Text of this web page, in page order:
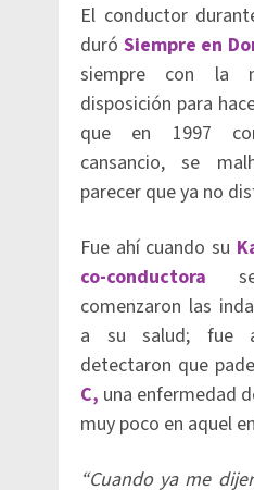
El conductor
duró Siempre en
siempre con la
disposición para
que en 1997
cansancio, se
parecer que ya no
Fue ahí cuando su
co-conductora
comenzaron las
a su salud; fue
detectaron que
C, una enfermedad
muy poco en aquel
“Cuando ya me